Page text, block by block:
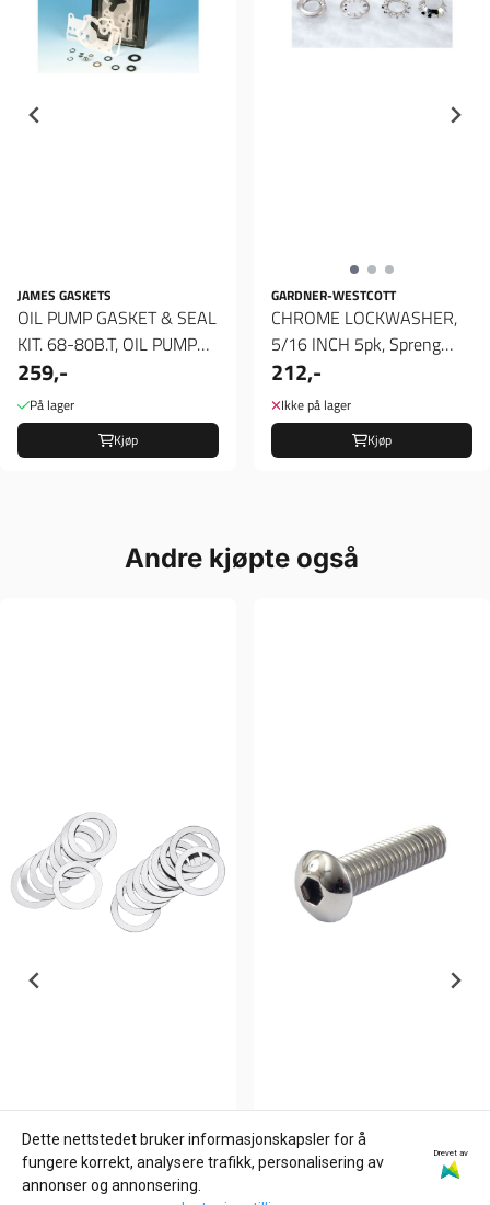
JAMES GASKETS
OIL PUMP GASKET & SEAL
KIT. 68-80B.T, OIL PUMP
GASKET & SEAL KIT.
259,-
På lager
Kjøp
GARDNER-WESTCOTT
CHROME LOCKWASHER,
5/16 INCH 5pk, Spreng
skiver
212,-
Ikke på lager
Kjøp
Andre kjøpte også
ZODIAC
ROCKER ARM SHIMS FOR
GARDNER-WESTCOTT
bolt pol. ss 10/32 x 1/2,
Dette nettstedet bruker informasjonskapsler for å
fungere korrekt, analysere trafikk, personalisering av
annonser og annonsering.
Drevet av